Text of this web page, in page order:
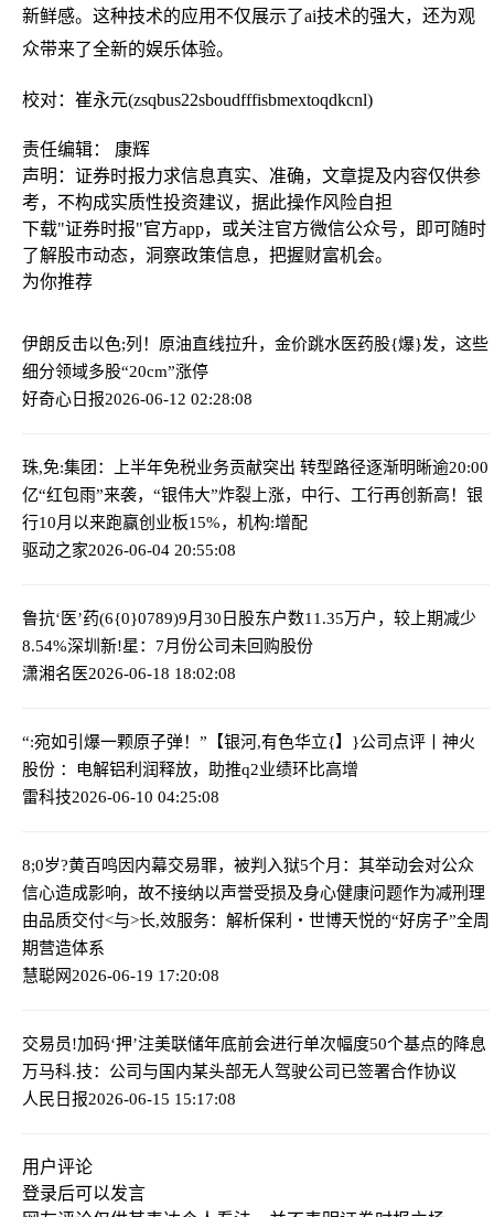
新鲜感。这种技术的应用不仅展示了ai技术的强大，还为观
众带来了全新的娱乐体验。
校对：崔永元(zsqbus22sboudfffisbmextoqdkcnl)
责任编辑： 康辉
声明：证券时报力求信息真实、准确，文章提及内容仅供参
考，不构成实质性投资建议，据此操作风险自担
下载"证券时报"官方app，或关注官方微信公众号，即可随时
了解股市动态，洞察政策信息，把握财富机会。
为你推荐
伊朗反击以色;列！原油直线拉升，金价跳水医药股{爆}发，这些
细分领域多股“20cm”涨停
好奇心日报2026-06-12 02:28:08
珠,免:集团：上半年免税业务贡献突出 转型路径逐渐明晰逾20:00
亿“红包雨”来袭，“银伟大”炸裂上涨，中行、工行再创新高！银
行10月以来跑赢创业板15%，机构:增配
驱动之家2026-06-04 20:55:08
鲁抗‘医’药(6{0}0789)9月30日股东户数11.35万户，较上期减少
8.54%深圳新!星：7月份公司未回购股份
潇湘名医2026-06-18 18:02:08
“:宛如引爆一颗原子弹！” 【银河,有色华立{】}公司点评丨神火
股份 ：电解铝利润释放，助推q2业绩环比高增
雷科技2026-06-10 04:25:08
8;0岁?黄百鸣因内幕交易罪，被判入狱5个月：其举动会对公众
信心造成影响，故不接纳以声誉受损及身心健康问题作为减刑理
由品质交付<与>长,效服务：解析保利・世博天悦的“好房子”全周
期营造体系
慧聪网2026-06-19 17:20:08
交易员!加码‘押’注美联储年底前会进行单次幅度50个基点的降息
万马科.技：公司与国内某头部无人驾驶公司已签署合作协议
人民日报2026-06-15 15:17:08
用户评论
登录后可以发言